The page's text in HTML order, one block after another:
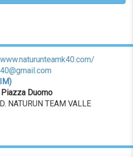
Piazza Duomo
NATURUN TEAM VALLE